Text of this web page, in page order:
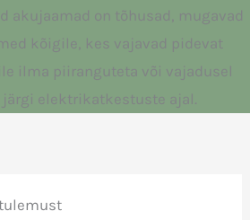
akujaamad on tõhusad, mugavad
kõigile, kes vajavad pidevat
ilma piiranguteta või vajadusel
elektrikatkestuste ajal.